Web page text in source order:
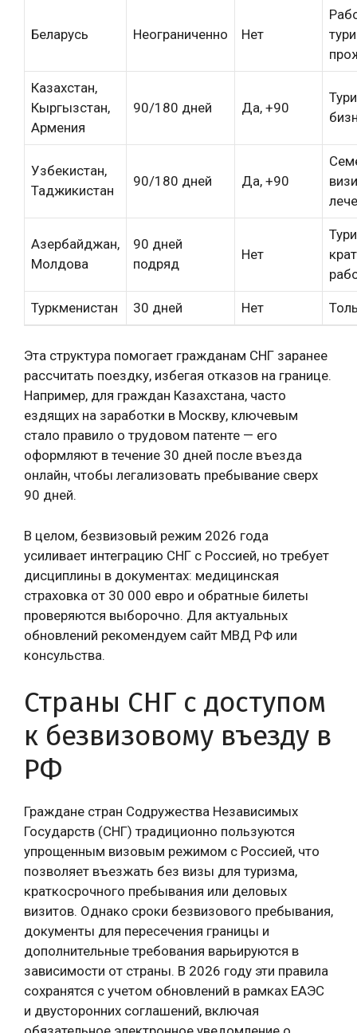
Беларусь Неограниченно Нет
Казахстан,
Кыргызстан,
Армения
90/180 дней Да, +90
Узбекистан,
Таджикистан
90/180 дней Да, +90
Азербайджан,
Молдова
90 дней
подряд
Нет
Туркменистан 30 дней Нет
Эта структура помогает гражданам СНГ заранее
рассчитать поездку, избегая отказов на границе.
Например, для граждан Казахстана, часто
ездящих на заработки в Москву, ключевым
стало правило о трудовом патенте — его
оформляют в течение 30 дней после въезда
онлайн, чтобы легализовать пребывание сверх
90 дней.
В целом, безвизовый режим 2026 года
усиливает интеграцию СНГ с Россией, но требует
дисциплины в документах: медицинская
страховка от 30 000 евро и обратные билеты
проверяются выборочно. Для актуальных
обновлений рекомендуем сайт МВД РФ или
консульства.
Страны СНГ с доступом
к безвизовому въезду в
РФ
Граждане стран Содружества Независимых
Государств (СНГ) традиционно пользуются
упрощенным визовым режимом с Россией, что
позволяет въезжать без визы для туризма,
краткосрочного пребывания или деловых
визитов. Однако сроки безвизового пребывания,
документы для пересечения границы и
дополнительные требования варьируются в
зависимости от страны. В 2026 году эти правила
сохранятся с учетом обновлений в рамках ЕАЭС
и двусторонних соглашений, включая